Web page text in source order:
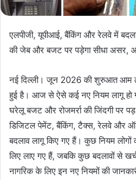
एलपीजी, यूपीआई, बैंकिंग और रेलवे में
की जेब और बजट पर पड़ेगा सीधा असर,
नई दिल्ली। जून 2026 की शुरुआत आम
हुई है। आज से ऐसे कई नए नियम लागू हो
घरेलू बजट और रोजमर्रा की जिंदगी पर
डिजिटल पेमेंट, बैंकिंग, टैक्स, रेलवे और
बदलाव लागू किए गए हैं। कुछ नियम
लिए लाए गए हैं, जबकि कुछ बदलावों से
नागरिक के लिए इन नए नियमों की